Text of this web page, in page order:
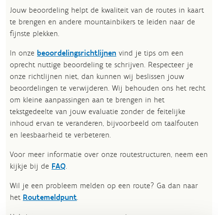
Jouw beoordeling helpt de kwaliteit van de routes in kaart
te brengen en andere mountainbikers te leiden naar de
fijnste plekken.
In onze beoordelingsrichtlijnen vind je tips om een
oprecht nuttige beoordeling te schrijven. Respecteer je
onze richtlijnen niet, dan kunnen wij beslissen jouw
beoordelingen te verwijderen. Wij behouden ons het recht
om kleine aanpassingen aan te brengen in het
tekstgedeelte van jouw evaluatie zonder de feitelijke
inhoud ervan te veranderen, bijvoorbeeld om taalfouten
en leesbaarheid te verbeteren.​
Voor meer informatie over onze routestructuren, neem een
kijkje bij de FAQ.
Wil je een probleem melden op een route? Ga dan naar
het Routemeldpunt.